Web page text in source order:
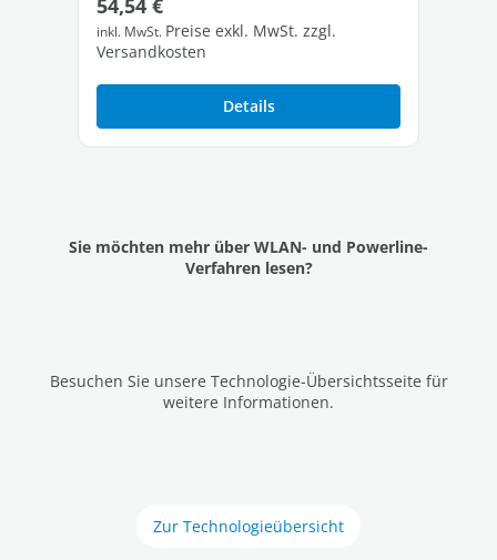
54,54 €
inkl. MwSt. Preise exkl. MwSt. zzgl.
Versandkosten
Details
Sie möchten mehr über WLAN- und Powerline-
Verfahren lesen?
Besuchen Sie unsere Technologie-Übersichtsseite für
weitere Informationen.
Zur Technologieübersicht